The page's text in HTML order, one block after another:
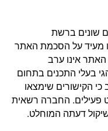
שונים ברשת
מעיד על הסכמת האתר
האתר אינו ערב
בעלי התכנים בתחום
הקישורים שימצאו
פעילים. החברה רשאית
דעתה המוחלט.